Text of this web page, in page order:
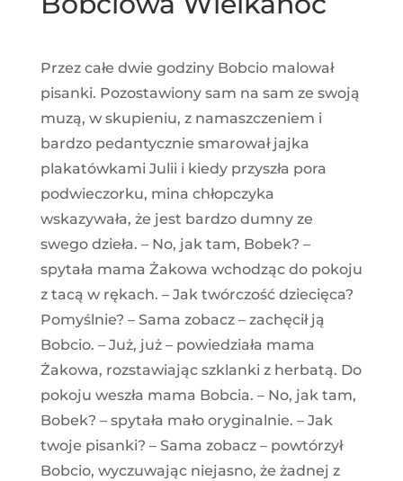
Przez całe dwie godziny Bobcio malował
pisanki. Pozostawiony sam na sam ze swoją
muzą, w skupieniu, z namaszczeniem i
bardzo pedantycznie smarował jajka
plakatówkami Julii i kiedy przyszła pora
podwieczorku, mina chłopczyka
wskazywała, że jest bardzo dumny ze
swego dzieła. – No, jak tam, Bobek? –
spytała mama Żakowa wchodząc do pokoju
z tacą w rękach. – Jak twórczość dziecięca?
Pomyślnie? – Sama zobacz – zachęcił ją
Bobcio. – Już, już – powiedziała mama
Żakowa, rozstawiając szklanki z herbatą. Do
pokoju weszła mama Bobcia. – No, jak tam,
Bobek? – spytała mało oryginalnie. – Jak
twoje pisanki? – Sama zobacz – powtórzył
Bobcio, wyczuwając niejasno, że żadnej z